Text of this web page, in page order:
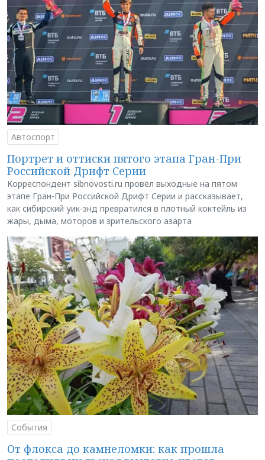
Автоспорт
Портрет и оттиски пятого этапа Гран-При
Российской Дрифт Серии
Корреспондент sibnovosti.ru провёл выходные на пятом
этапе Гран-При Российской Дрифт Серии и рассказывает,
как сибирский уик-энд превратился в плотный коктейль из
жары, дыма, моторов и зрительского азарта
События
От флокса до камнеломки: как прошла